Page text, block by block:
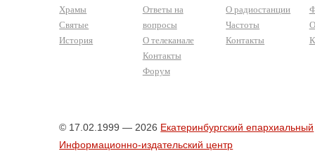
Храмы
Святые
История
Ответы на
вопросы
О телеканале
Контакты
Форум
О радиостанции
Частоты
Контакты
© 17.02.1999 — 2026 Екатеринбургский епархиальный
Информационно-издательский центр